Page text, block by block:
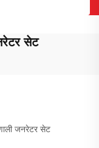
सेट
जनरेटर सेट